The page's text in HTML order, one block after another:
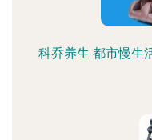
科乔养生 都市慢生